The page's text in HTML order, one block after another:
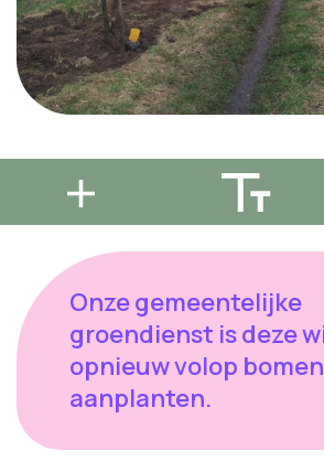
Onze gemeentelijke
groendienst is deze
opnieuw volop
aanplanten.